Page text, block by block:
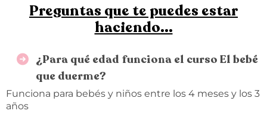
Preguntas que te puedes estar
haciendo...
¿Para qué edad funciona el curso El bebé
que duerme?
Funciona para bebés y niños entre los 4 meses y los 3
años